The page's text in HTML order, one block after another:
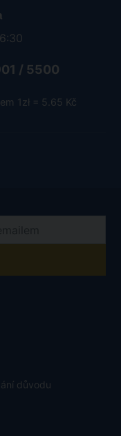
/ 5500
1zł = 5.65 Kč
důvodu